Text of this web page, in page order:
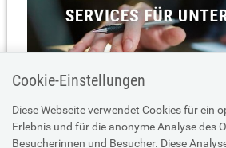
Cookie-Einstellungen
Diese Webseite verwendet Cookies für ein
Erlebnis und für die anonyme Analyse des
Besucherinnen und Besucher. Diese